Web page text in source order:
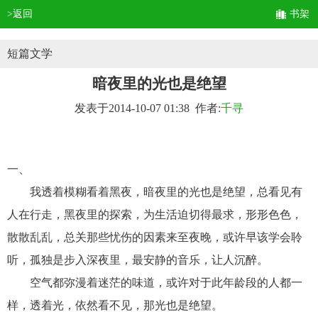
>返回 书架
短篇文学
暗夜里的光也是绝望
发表于2014-10-07 01:38 作者:千寻
一、
我透着模糊看着黑夜，暗夜里的光也是绝望，总看见有
人在行走，黑夜里的探索，为生活迫切得最求，形形色色，
散散乱乱，总关那些忧伤的因素来至夜晚，或许早该学会聆
听，孤独是步入深夜里，最安静的音乐，让人沉醉。
空气都弥漫着迷茫的味道，或许对于此年龄段的人都一
样，透着光，依然看不见，那光也是绝望。